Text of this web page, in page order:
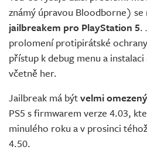
známý úpravou Bloodborne)
jailbreakem pro PlayStation 5.
prolomení protipirátské
přístup k debug menu a
včetně her.
Jailbreak má býtvelmi omezený
PS5 s firmwarem verze 4.03,
minulého roku a v prosinci
4.50.